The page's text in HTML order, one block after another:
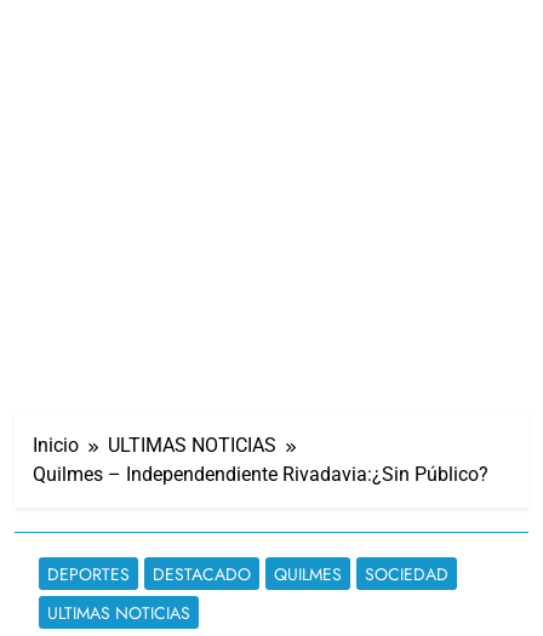
Inicio
ULTIMAS NOTICIAS
Quilmes – Independendiente Rivadavia:¿Sin Público?
DEPORTES DESTACADO QUILMES
SOCIEDAD
ULTIMAS NOTICIAS